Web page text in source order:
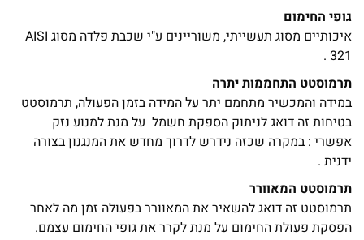
גופי החימום
איכותיים מסוג תעשייתי, משוריינים ע"י שכבת פלדה מסוג AISI
321 .
תרמוסטט התחממות יתרה
במידה והמכשיר מתחמם יתר על המידה בזמן הפעולה, תרמוסטט
בטיחות זה דואג לניתוק הספקת חשמל על מנת למנוע נזק
אפשרי : במקרה שכזה נידרש לדרוך מחדש את המנגנון בצורה
ידנית .
תרמוסטט המאוורר
תרמוסטט זה דואג להשאיר את המאוורר בפעולה זמן מה לאחר
הפסקת פעולת החימום על מנת לקרר את גופי החימום עצמם.